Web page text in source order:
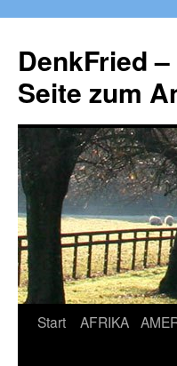
springen
DenkFried
Seite zum
Start AFRIKA